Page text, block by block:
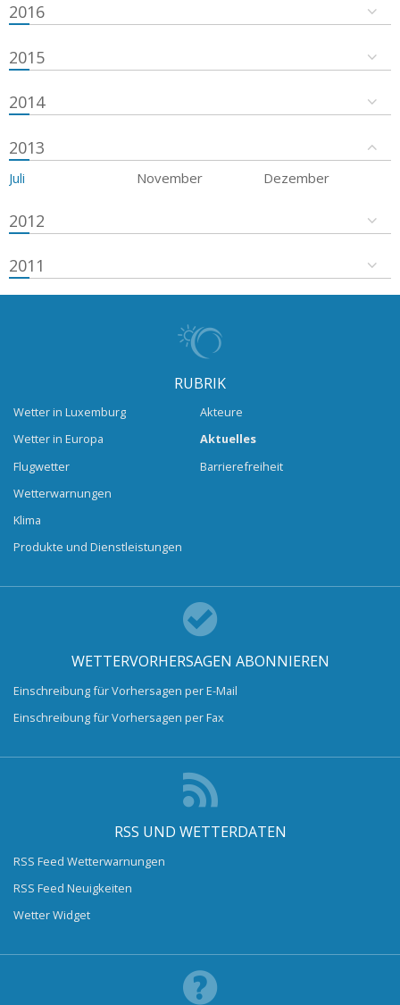
2016
2015
2014
2013
Juli November Dezember
2012
2011
RUBRIK
Wetter in Luxemburg
Wetter in Europa
Flugwetter
Wetterwarnungen
Klima
Produkte und Dienstleistungen
Akteure
Aktuelles
Barrierefreiheit
WETTERVORHERSAGEN ABONNIEREN
Einschreibung für Vorhersagen per E-Mail
Einschreibung für Vorhersagen per Fax
RSS UND WETTERDATEN
RSS Feed Wetterwarnungen
RSS Feed Neuigkeiten
Wetter Widget